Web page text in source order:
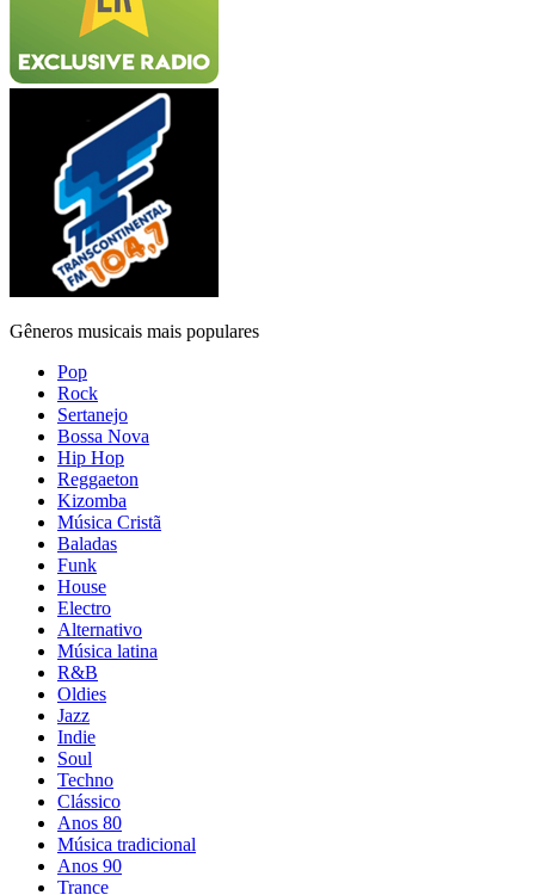
Gêneros musicais mais populares
Pop
Rock
Sertanejo
Bossa Nova
Hip Hop
Reggaeton
Kizomba
Música Cristã
Baladas
Funk
House
Electro
Alternativo
Música latina
R&B
Oldies
Jazz
Indie
Soul
Techno
Clássico
Anos 80
Música tradicional
Anos 90
Trance